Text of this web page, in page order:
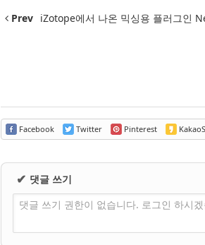
Prev iZotope에서 나온 믹싱용 플러그인
Facebook Twitter Pinterest
✔ 댓글 쓰기
댓글 쓰기 권한이 없습니다. 로그인 하시